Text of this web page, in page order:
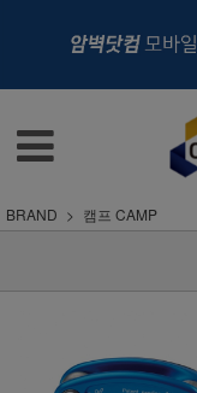
BRAND 캠프 CAMP